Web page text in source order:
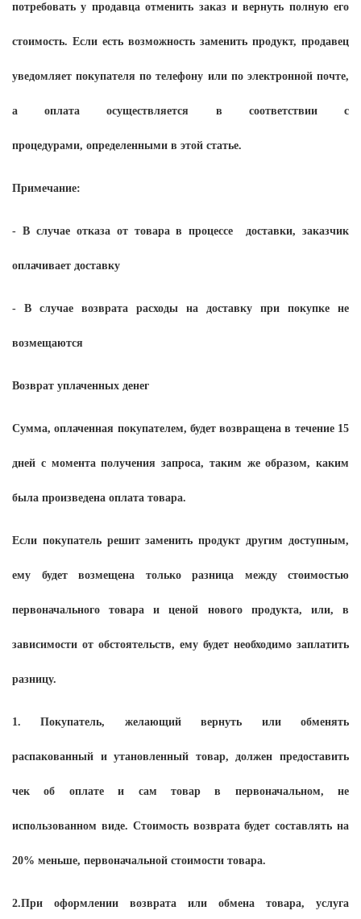
потребовать у продавца отменить заказ и вернуть полную его
стоимость. Если есть возможность заменить продукт, продавец
уведомляет покупателя по телефону или по электронной почте,
а оплата осуществляется в соответствии с
процедурами, определенными в этой статье.
Примечание:
- В случае отказа от товара в процессе доставки, заказчик
оплачивает доставку
- В случае возврата расходы на доставку при покупке не
возмещаются
Возврат уплаченных денег
Сумма, оплаченная покупателем, будет возвращена в течение 15
дней с момента получения запроса, таким же образом, каким
была произведена оплата товара.
Если покупатель решит заменить продукт другим доступным,
ему будет возмещена только разница между стоимостью
первоначального товара и ценой нового продукта, или, в
зависимости от обстоятельств, ему будет необходимо заплатить
разницу.
1. Покупатель, желающий вернуть или обменять
распакованный и утановленный товар, должен предоставить
чек об оплате и сам товар в первоначальном, не
использованном виде. Стоимость возврата будет составлять на
20% меньше, первоначальной стоимости товара.
2.При оформлении возврата или обмена товара, услуга